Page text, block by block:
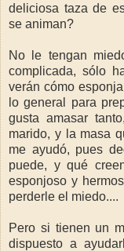
deliciosa taza de
se animan?
No le tengan
complicada, sólo
verán cómo
lo general para
gusta amasar
marido, y la masa
me ayudó, pues
puede, y qué
esponjoso y
perderle el miedo....
Pero si tienen un
dispuesto a